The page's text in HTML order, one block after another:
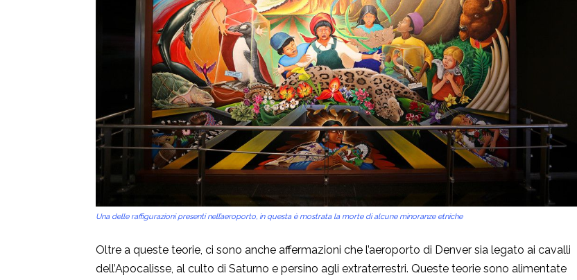
Una delle raffigurazioni presenti nell’aeroporto, in questa è mostrata la morte di alcune minoranze etniche
Oltre a queste teorie, ci sono anche affermazioni che l’aeroporto di Denver sia legato ai cavalli
dell’Apocalisse, al culto di Saturno e persino agli extraterrestri. Queste teorie sono alimentate